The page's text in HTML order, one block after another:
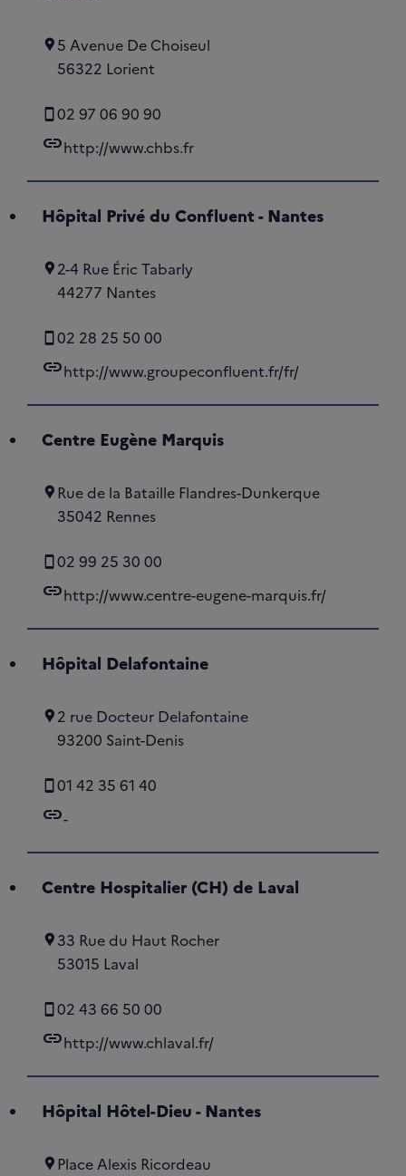
5 Avenue De Choiseul
56322 Lorient
02 97 06 90 90
linkhttp://www.chbs.fr
Hôpital Privé du Confluent - Nantes
2-4 Rue Éric Tabarly
44277 Nantes
02 28 25 50 00
linkhttp://www.groupeconfluent.fr/fr/
Centre Eugène Marquis
Rue de la Bataille Flandres-Dunkerque
35042 Rennes
02 99 25 30 00
linkhttp://www.centre-eugene-marquis.fr/
Hôpital Delafontaine
2 rue Docteur Delafontaine
93200 Saint-Denis
01 42 35 61 40
link-
Centre Hospitalier (CH) de Laval
33 Rue du Haut Rocher
53015 Laval
02 43 66 50 00
linkhttp://www.chlaval.fr/
Hôpital Hôtel-Dieu - Nantes
Place Alexis Ricordeau